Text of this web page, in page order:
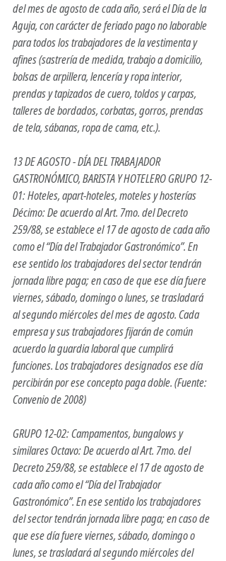
del mes de agosto de cada año, será el Día de la
Aguja, con carácter de feriado pago no laborable
para todos los trabajadores de la vestimenta y
afines (sastrería de medida, trabajo a domicilio,
bolsas de arpillera, lencería y ropa interior,
prendas y tapizados de cuero, toldos y carpas,
talleres de bordados, corbatas, gorros, prendas
de tela, sábanas, ropa de cama, etc.).
13 DE AGOSTO - DÍA DEL TRABAJADOR
GASTRONÓMICO, BARISTA Y HOTELERO GRUPO 12-
01: Hoteles, apart-hoteles, moteles y hosterías
Décimo: De acuerdo al Art. 7mo. del Decreto
259/88, se establece el 17 de agosto de cada año
como el “Día del Trabajador Gastronómico”. En
ese sentido los trabajadores del sector tendrán
jornada libre paga; en caso de que ese día fuere
viernes, sábado, domingo o lunes, se trasladará
al segundo miércoles del mes de agosto. Cada
empresa y sus trabajadores fijarán de común
acuerdo la guardia laboral que cumplirá
funciones. Los trabajadores designados ese día
percibirán por ese concepto paga doble. (Fuente:
Convenio de 2008)
GRUPO 12-02: Campamentos, bungalows y
similares Octavo: De acuerdo al Art. 7mo. del
Decreto 259/88, se establece el 17 de agosto de
cada año como el “Día del Trabajador
Gastronómico”. En ese sentido los trabajadores
del sector tendrán jornada libre paga; en caso de
que ese día fuere viernes, sábado, domingo o
lunes, se trasladará al segundo miércoles del